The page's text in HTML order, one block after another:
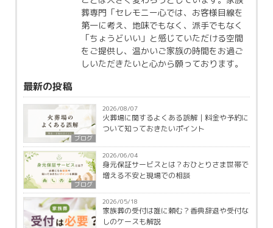
葬専門「セレモニー心では、お客様目線を
第一に考え、地味でもなく、派手でもなく
「ちょうどいい」と感じていただける空間
をご提供し、温かいご家族の時間をお過ご
しいただきたいと心から願っております。
最新の投稿
ブログ
2026/08/07
火葬場に関するよくある誤解｜料金や予約に
ついて知っておきたいポイント
ブログ
2026/06/04
身元保証サービスとは？おひとりさま世帯で
増える不安と現場での相談
2026/05/18
家族葬の受付は誰に頼む？香典辞退や受付な
しのケースも解説